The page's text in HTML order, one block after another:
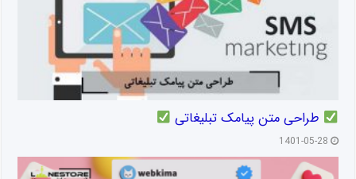
طراحی متن پیامک تبلیغاتی
1401-05-28